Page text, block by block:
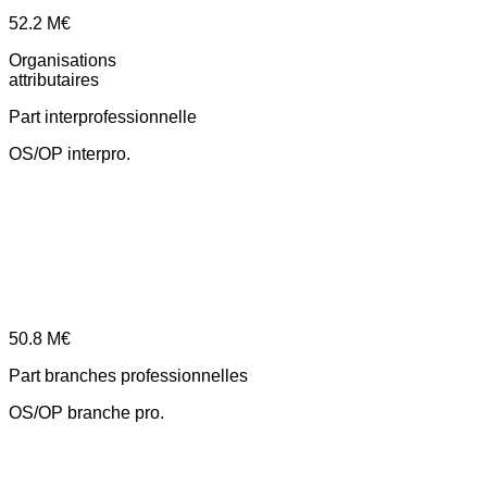
52.2 M€
Organisations
attributaires
Part interprofessionnelle
OS/OP interpro.
50.8 M€
Part branches professionnelles
OS/OP branche pro.